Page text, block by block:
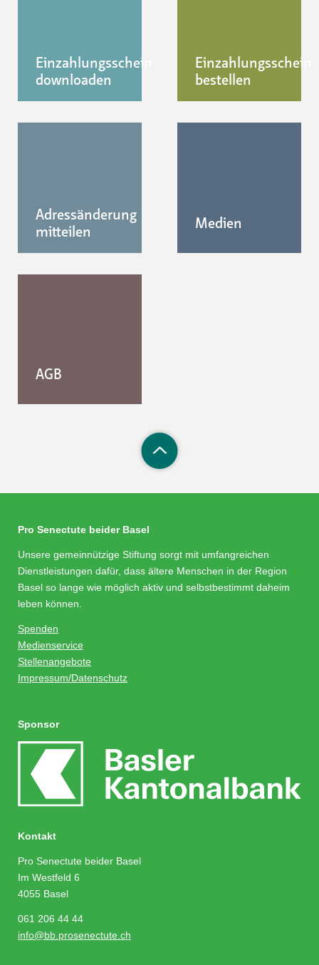
Einzahlungsschein
downloaden
Einzahlungsschein
bestellen
Adressänderung
mitteilen
Medien
AGB
Pro Senectute beider Basel
Unsere gemeinnützige Stiftung sorgt mit umfangreichen
Dienstleistungen dafür, dass ältere Menschen in der Region
Basel so lange wie möglich aktiv und selbstbestimmt daheim
leben können.
Spenden
Medienservice
Stellenangebote
Impressum/Datenschutz
Sponsor
Kontakt
Pro Senectute beider Basel
Im Westfeld 6
4055 Basel
061 206 44 44
info@bb.prosenectute.ch